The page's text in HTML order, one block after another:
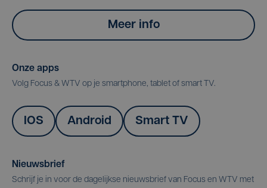
Meer info
Onze apps
Volg Focus & WTV op je smartphone, tablet of smart TV.
IOS Android Smart TV
Nieuwsbrief
Schrijf je in voor de dagelijkse nieuwsbrief van Focus en WTV met